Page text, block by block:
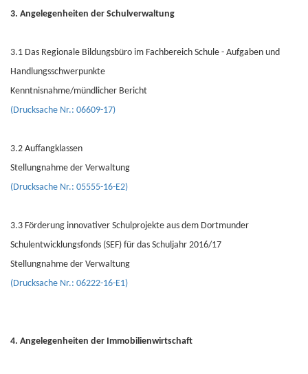
3. Angelegenheiten der Schulverwaltung
3.1 Das Regionale Bildungsbüro im Fachbereich Schule - Aufgaben und
Handlungsschwerpunkte
Kenntnisnahme/mündlicher Bericht
(Drucksache Nr.: 06609-17)
3.2 Auffangklassen
Stellungnahme der Verwaltung
(Drucksache Nr.: 05555-16-E2)
3.3 Förderung innovativer Schulprojekte aus dem Dortmunder
Schulentwicklungsfonds (SEF) für das Schuljahr 2016/17
Stellungnahme der Verwaltung
(Drucksache Nr.: 06222-16-E1)
4. Angelegenheiten der Immobilienwirtschaft